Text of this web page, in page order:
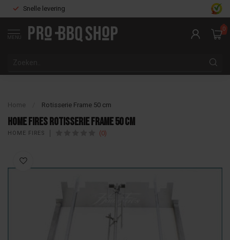
Snelle levering
MENU
0
Home Rotisserie Frame 50 cm
Home Fires Rotisserie Frame 50 cm
HOME FIRES (0)